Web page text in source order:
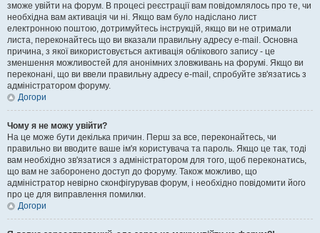
зможе увійти на форум. В процесі реєстрації вам повідомлялось про те, чи
необхідна вам активація чи ні. Якщо вам було надіслано лист
електронною поштою, дотримуйтесь інструкцій, якщо ви не отримали
листа, переконайтесь що ви вказали правильну адресу e-mail. Основна
причина, з якої використовується активація облікового запису - це
зменшення можливостей для анонімних зловживань на форумі. Якщо ви
переконані, що ви ввели правильну адресу e-mail, спробуйте зв'язатись з
адміністратором форуму.
Догори
Чому я не можу увійти?
На це може бути декілька причин. Перш за все, переконайтесь, чи
правильно ви вводите ваше ім'я користувача та пароль. Якщо це так, тоді
вам необхідно зв'язатися з адміністратором для того, щоб переконатись,
що вам не заборонено доступ до форуму. Також можливо, що
адміністратор невірно сконфігурував форум, і необхідно повідомити його
про це для виправлення помилки.
Догори